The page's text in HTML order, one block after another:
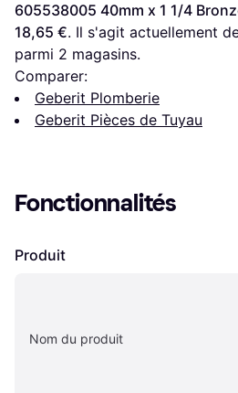
605538005 40mm x 1 1/4
18,65 €. Il s'agit actuellement
parmi 2 magasins.
Comparer:
Geberit Plomberie
Geberit Pièces de Tuyau
Fonctionnalités
Produit
Nom du produit